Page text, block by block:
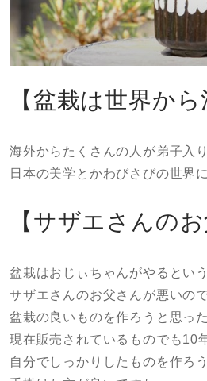
【盆栽は世界か
海外からたくさんの人が弟子入
日本の美学とかわびさびの世界
【サザエさんの
盆栽はおじぃちゃんがやるとい
サザエさんのお父さんが悪いの
盆栽の良いものを作ろうと思っ
現在販売されているものでも10
自分でしっかりしたものを作ろ